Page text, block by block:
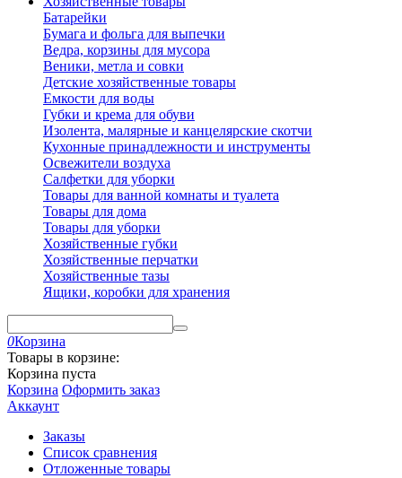
Батарейки
Бумага и фольга для выпечки
Ведра, корзины для мусора
Веники, метла и совки
Детские хозяйственные товары
Емкости для воды
Губки и крема для обуви
Изолента, малярные и канцелярские скотчи
Кухонные принадлежности и инструменты
Освежители воздуха
Салфетки для уборки
Товары для ванной комнаты и туалета
Товары для дома
Товары для уборки
Хозяйственные губки
Хозяйственные перчатки
Хозяйственные тазы
Ящики, коробки для хранения
0Корзина
Товары в корзине:
Корзина пуста
Корзина Оформить заказ
Аккаунт
Заказы
Список сравнения
Отложенные товары